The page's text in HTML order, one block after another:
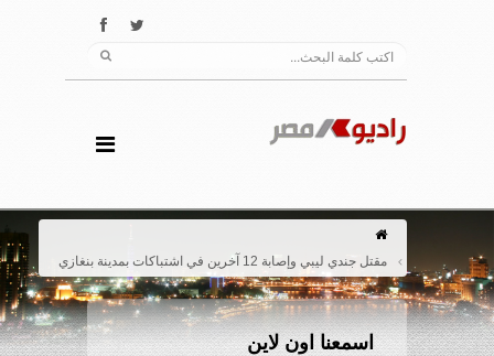
مقتل جندي ليبي وإصابة 12 آخرين في اشتباكات بمدينة بنغازي
اسمعنا اون لاين